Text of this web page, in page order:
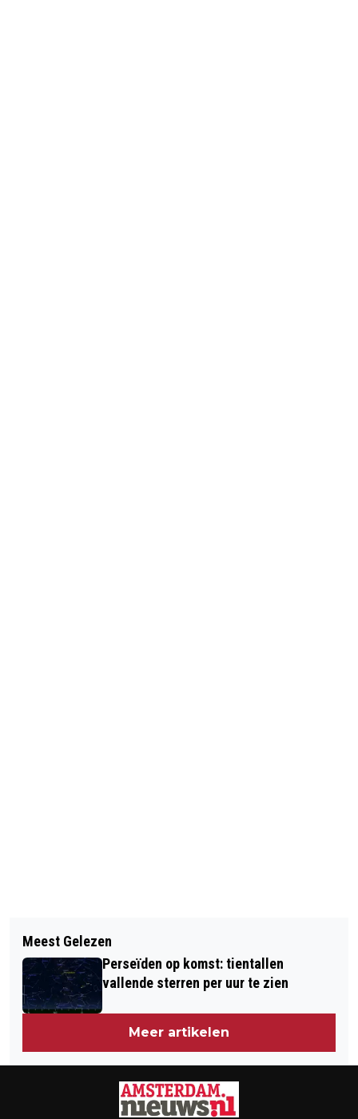
BLOEMENPRACHT IN PROVINCIEHUIS
PROJECT NIEUW-WEST AIRPORT
EXPRESS HELPT 70 MENSEN AAN EEN
BAAN
Meest Gelezen
Perseïden op komst: tientallen
vallende sterren per uur te zien
Meer artikelen